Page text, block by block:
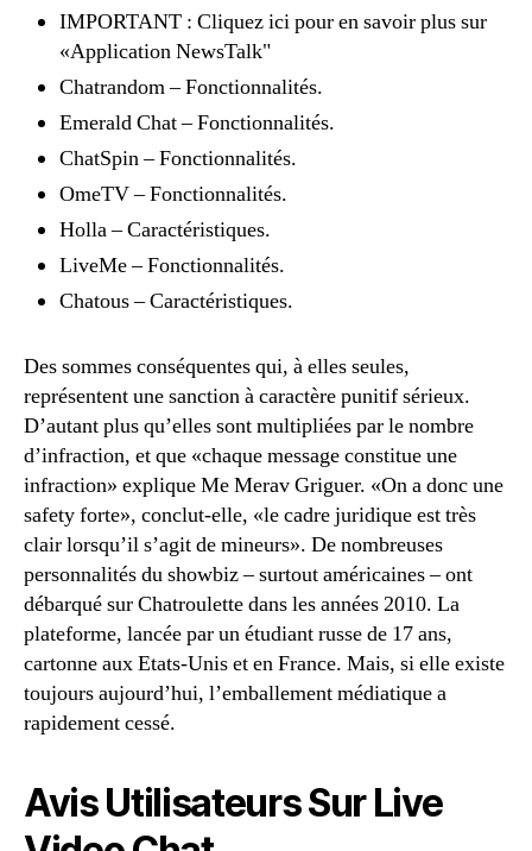
IMPORTANT : Cliquez ici pour en savoir plus sur
«Application NewsTalk"
Chatrandom – Fonctionnalités.
Emerald Chat – Fonctionnalités.
ChatSpin – Fonctionnalités.
OmeTV – Fonctionnalités.
Holla – Caractéristiques.
LiveMe – Fonctionnalités.
Chatous – Caractéristiques.
Des sommes conséquentes qui, à elles seules,
représentent une sanction à caractère punitif sérieux.
D’autant plus qu’elles sont multipliées par le nombre
d’infraction, et que «chaque message constitue une
infraction» explique Me Merav Griguer. «On a donc une
safety forte», conclut-elle, «le cadre juridique est très
clair lorsqu’il s’agit de mineurs». De nombreuses
personnalités du showbiz – surtout américaines – ont
débarqué sur Chatroulette dans les années 2010. La
plateforme, lancée par un étudiant russe de 17 ans,
cartonne aux Etats-Unis et en France. Mais, si elle existe
toujours aujourd’hui, l’emballement médiatique a
rapidement cessé.
Avis Utilisateurs Sur Live